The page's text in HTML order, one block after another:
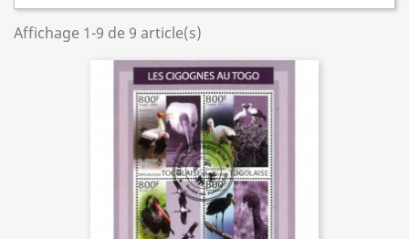
Affichage 1-9 de 9 article(s)